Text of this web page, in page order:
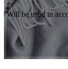
Will be used in